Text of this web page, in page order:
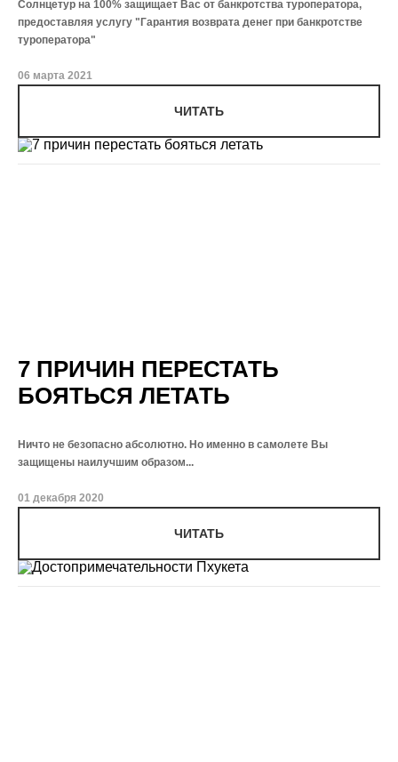
Солнцетур на 100% защищает Вас от банкротства туроператора,
предоставляя услугу "Гарантия возврата денег при банкротстве
туроператора"
06 марта 2021
ЧИТАТЬ
7 ПРИЧИН ПЕРЕСТАТЬ
БОЯТЬСЯ ЛЕТАТЬ
Ничто не безопасно абсолютно. Но именно в самолете Вы
защищены наилучшим образом...
01 декабря 2020
ЧИТАТЬ